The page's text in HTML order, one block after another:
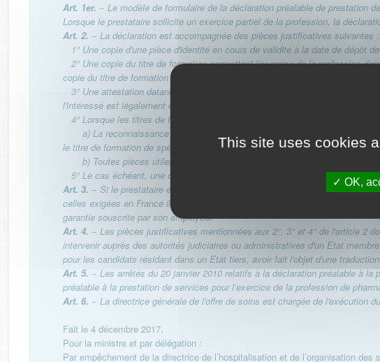
This site uses cookies
OK,
Art. 1er. − Le modèle de formulaire de la déclaration préalable de prestation
Lorsque le prestataire sollicite un exercice partiel de la profession, la
Art. 2. − La déclaration est accompagnée des pièces justificatives suivantes :
1° Une copie d'une pièce d'identité en cours de validité à la date de dépôt
2° Une copie du titre de formation permettant l'exercice de la profession
copie du titre de formation de spécialiste ;
3° Une attestation datant de moins de trois mois de l'autorité compétente
l'intéressé est légalement établi dans cet Etat et qu'il n'encourt, lorsque
4° Lorsque les titres de formation ont été délivrés par un Etat tiers et
a) La reconnaissance des titres de formation établie par les autorités de
le titre de formation de spécialiste ;
b) Toutes pièces utiles justifiant qu'il a exercé la profession dans cet Etat
5° Le cas échéant, une copie de la déclaration précédente ainsi que de la
Art. 3. − Si le prestataire exerçant à titre libéral ne dispose pas d'une
celles exigées en France il est tenu d'en souscrire une en application des
garantie souscrite par son employeur.
Art. 4. − Les pièces justificatives mentionnées aux 2°, 3° et 4° de l'article 2
intervenir auprès des autorités judiciaires ou administratives d'un Etat
pour les candidats résidant dans un Etat tiers, avoir fait l'objet d'une
Art. 5. − Les arrêtés du 20 janvier 2010 relatifs à la déclaration préalable à
préalable à la prestation de services pour l’exercice de la profession de
Art. 6. − La directrice générale de l'offre de soins est chargée de l'exécution
Fait le 4 décembre 2017.
Pour la ministre et par délégation :
Par empêchement de la directrice de l’hospitalisation et de l’organisation des